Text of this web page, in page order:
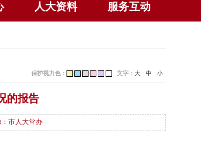
人大资料 服务互动
文字： 大 中 小
保护视力色：
的报告
：市人大常办